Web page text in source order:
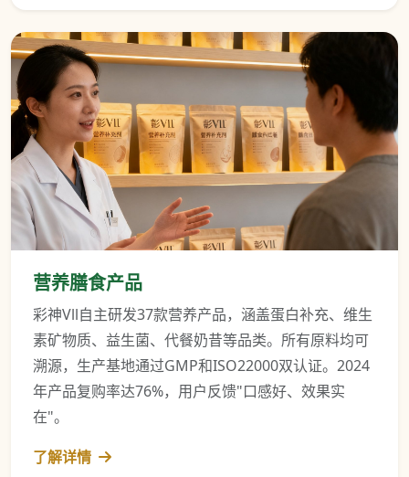
营养膳食产品
彩神Vll自主研发37款营养产品，涵盖蛋白补充、维生
素矿物质、益生菌、代餐奶昔等品类。所有原料均可
溯源，生产基地通过GMP和ISO22000双认证。2024
年产品复购率达76%，用户反馈"口感好、效果实
在"。
了解详情